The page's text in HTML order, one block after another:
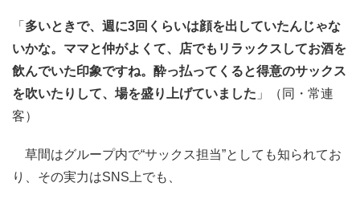
「 多いときで、週に3回くらいは顔を出していたんじゃな
いかな。ママと仲がよくて、店でもリラックスしてお酒を
飲んでいた印象ですね。酔っ払ってくると得意のサックス
を吹いたりして、場を盛り上げていました 」（同・常連
客）
草間はグループ内で“サックス担当”としても知られてお
り、その実力はSNS上でも、